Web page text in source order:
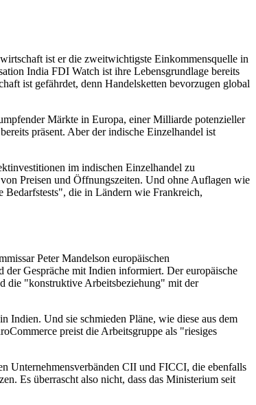
ist er die zweitwichtigste Einkommensquelle in
India FDI Watch ist ihre Lebensgrundlage bereits
ist gefährdet, denn Handelsketten bevorzugen global
Märkte in Europa, einer Milliarde potenzieller
präsent. Aber der indische Einzelhandel ist
im indischen Einzelhandel zu
Preisen und Öffnungszeiten. Und ohne Auflagen wie
Bedarfstests", die in Ländern wie Frankreich,
Peter Mandelson europäischen
Gespräche mit Indien informiert. Der europäische
die "konstruktive Arbeitsbeziehung" mit der
Indien. Und sie schmieden Pläne, wie diese aus dem
preist die Arbeitsgruppe als "riesiges
Unternehmensverbänden CII und FICCI, die ebenfalls
Es überrascht also nicht, dass das Ministerium seit